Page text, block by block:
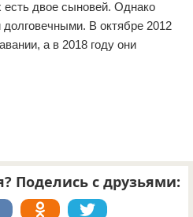
двое сыновей. Однако
В октябре 2012
а в 2018 году они
Поделись с друзьями: